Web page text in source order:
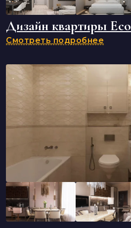
Дизайн квартиры
Смотреть подробнее